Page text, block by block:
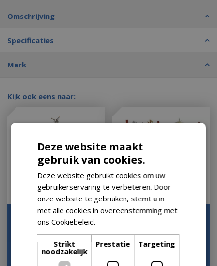
Omschrijving
Specificaties
Merk
Kijk ook eens naar:
Anton Pieck carrousel
werkt op batterijen
Wintergarten Lane. B/O
Op voorraad
Deze website maakt
gebruik van cookies.
Deze website gebruikt cookies om uw
gebruikerservaring te verbeteren. Door
onze website te gebruiken, stemt u in
met alle cookies in overeenstemming met
ons Cookiebeleid.
Strikt
noodzakelijk
Prestatie Targeting